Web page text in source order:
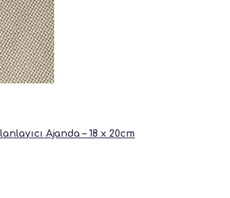
Ajanda – 18 x 20cm